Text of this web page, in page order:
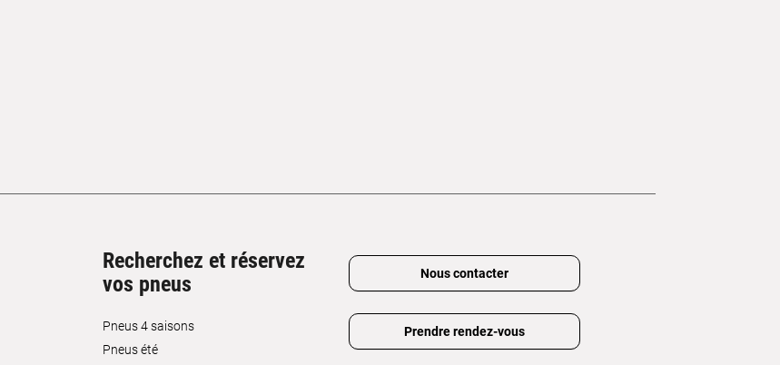
Recherchez et réservez
vos pneus
Pneus 4 saisons
Pneus été
Nous contacter
Prendre rendez-vous